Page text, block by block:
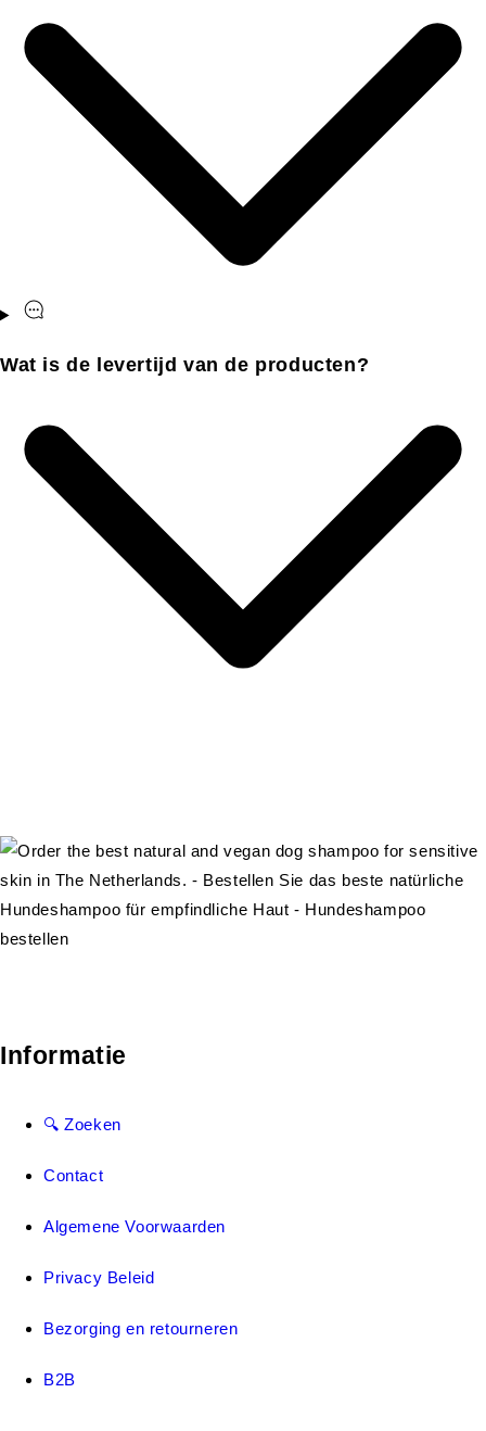
Wat is de levertijd van de producten?
Informatie
🔍 Zoeken
Contact
Algemene Voorwaarden
Privacy Beleid
Bezorging en retourneren
B2B